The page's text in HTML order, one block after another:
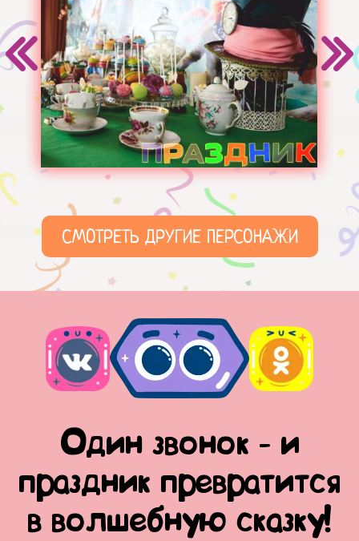
СМОТРЕТЬ ДРУГИЕ ПЕРСОНАЖИ
Один звонок - и
праздник превратится
в волшебную сказку!